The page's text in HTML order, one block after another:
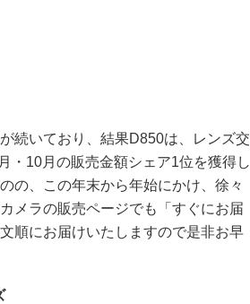
続いており、結果D850は、レンズ交
・10月の販売金額シェア1位を獲得し
の、この年末から年始にかけ、徐々
メラの販売ページでも「すぐにお届
順にお届けいたしますので是非お早